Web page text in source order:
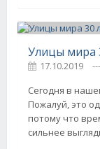
Улицы мира
17.10.2019 ---
Сегодня в
Пожалуй, это
потому что
сильнее